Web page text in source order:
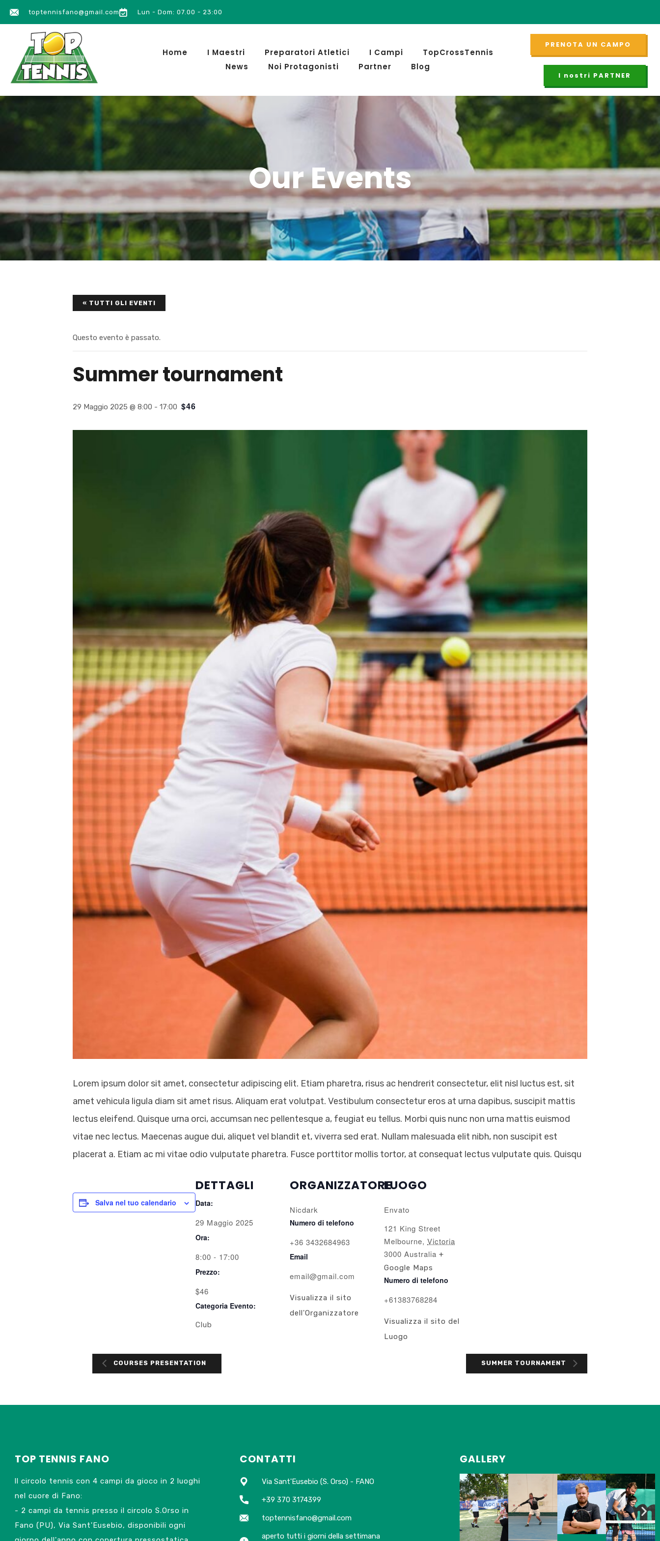
toptennisfano@gmail.com Lun - Dom: 07.00 - 23:00
Home I Maestri Preparatori Atletici I Campi
TopCrossTennis
News
Noi Protagonisti Partner Blog
PRENOTA UN CAMPO
I nostri PARTNER
Our Events
« TUTTI GLI EVENTI
Questo evento è passato.
Summer tournament
29 Maggio 2025 @ 8:00 - 17:00 $46
Lorem ipsum dolor sit amet, consectetur adipiscing elit. Etiam pharetra, risus ac hendrerit consectetur, elit nisl luctus est, sit
amet vehicula ligula diam sit amet risus. Aliquam erat volutpat. Vestibulum consectetur eros at urna dapibus, suscipit mattis
lectus eleifend. Quisque urna orci, accumsan nec pellentesque a, feugiat eu tellus. Morbi quis nunc non urna mattis euismod
vitae nec lectus. Maecenas augue dui, aliquet vel blandit et, viverra sed erat. Nullam malesuada elit nibh, non suscipit est
placerat a. Etiam ac mi vitae odio vulputate pharetra. Fusce porttitor mollis tortor, at consequat lectus vulputate quis. Quisqu
Salva nel tuo calendario
DETTAGLI
Data:
29 Maggio 2025
Ora:
8:00 - 17:00
Prezzo:
$46
Categoria Evento:
Club
ORGANIZZATORE
Nicdark
Numero di telefono
+36 3432684963
Email
email@gmail.com
Visualizza il sito
dell'Organizzatore
LUOGO
Envato
121 King Street
Melbourne, Victoria
3000 Australia +
Google Maps
Numero di telefono
+61383768284
Visualizza il sito del
Luogo
COURSES PRESENTATION SUMMER TOURNAMENT
TOP TENNIS FANO
ll circolo tennis con 4 campi da gioco in 2 luoghi
nel cuore di Fano:
- 2 campi da tennis presso il circolo S.Orso in
Fano (PU), Via Sant'Eusebio, disponibili ogni
CONTATTI
Via Sant'Eusebio (S. Orso) - FANO
+39 370 3174399
toptennisfano@gmail.com
aperto tutti i giorni della settimana
GALLERY